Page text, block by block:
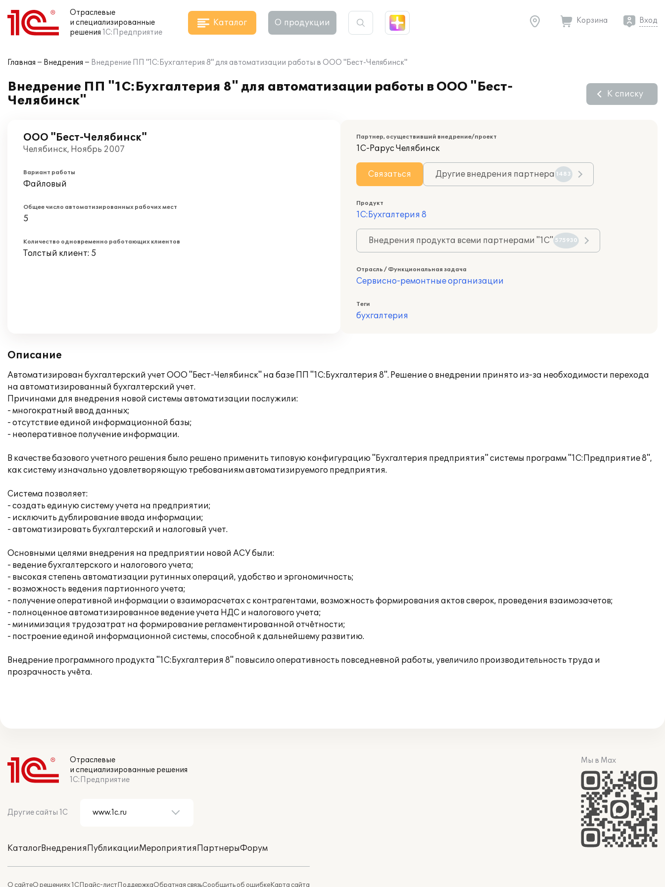
Отраслевые
и специализированные
решения 1С:Предприятие
Каталог О продукции Корзина Вход
Главная Внедрения Внедрение ПП "1С:Бухгалтерия 8" для автоматизации работы в ООО "Бест-Челябинск"
Внедрение ПП "1С:Бухгалтерия 8" для автоматизации работы в ООО "Бест-
Челябинск"
К списку
ООО "Бест-Челябинск"
Челябинск, Ноябрь 2007
Вариант работы
Файловый
Общее число автоматизированных рабочих мест
5
Количество одновременно работающих клиентов
Толстый клиент: 5
Партнер, осуществивший внедрение/проект
1С-Рарус Челябинск
Связаться Другие внедрения партнера 1483
Продукт
1С:Бухгалтерия 8
Внедрения продукта всеми партнерами "1С" 575930
Отрасль / Функциональная задача
Сервисно-ремонтные организации
Теги
бухгалтерия
Описание
Автоматизирован бухгалтерский учет ООО "Бест-Челябинск" на базе ПП "1С:Бухгалтерия 8". Решение о внедрении принято из-за необходимости перехода
на автоматизированный бухгалтерский учет.
Причинами для внедрения новой системы автоматизации послужили:
- многократный ввод данных;
- отсутствие единой информационной базы;
- неоперативное получение информации.
В качестве базового учетного решения было решено применить типовую конфигурацию "Бухгалтерия предприятия" системы программ "1С:Предприятие 8",
как систему изначально удовлетворяющую требованиям автоматизируемого предприятия.
Система позволяет:
- создать единую систему учета на предприятии;
- исключить дублирование ввода информации;
- автоматизировать бухгалтерский и налоговый учет.
Основными целями внедрения на предприятии новой АСУ были:
- ведение бухгалтерского и налогового учета;
- высокая степень автоматизации рутинных операций, удобство и эргономичность;
- возможность ведения партионного учета;
- получение оперативной информации о взаиморасчетах с контрагентами, возможность формирования актов сверок, проведения взаимозачетов;
- полноценное автоматизированное ведение учета НДС и налогового учета;
- минимизация трудозатрат на формирование регламентированной отчётности;
- построение единой информационной системы, способной к дальнейшему развитию.
Внедрение программного продукта "1С:Бухгалтерия 8" повысило оперативность повседневной работы, увеличило производительность труда и
прозрачность учёта.
Отраслевые
и специализированные решения
1С:Предприятие
Другие сайты 1С
КаталогВнедренияПубликацииМероприятияПартнерыФорум
О сайтеО решениях 1СПрайс-листПоддержкаОбратная связьСообщить об ошибкеКарта сайта
Мы в Max